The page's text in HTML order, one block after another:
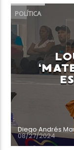
TÍTULO
ARTISTA
Neiva Estereo
POLÍTICA
Diego Andrés
08/27/2024